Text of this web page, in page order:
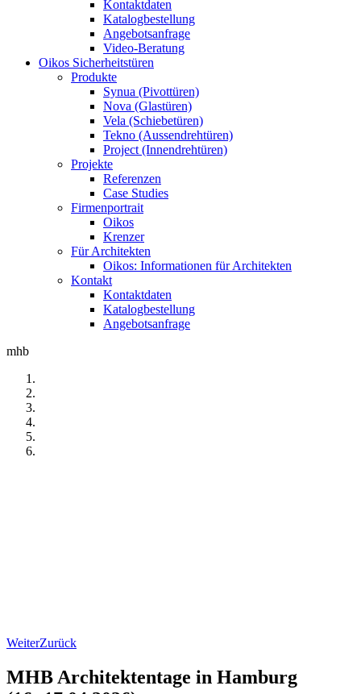
Kontaktdaten
Katalogbestellung
Angebotsanfrage
Video-Beratung
Oikos Sicherheitstüren
Produkte
Synua (Pivottüren)
Nova (Glastüren)
Vela (Schiebetüren)
Tekno (Aussendrehtüren)
Project (Innendrehtüren)
Projekte
Referenzen
Case Studies
Firmenportrait
Oikos
Krenzer
Für Architekten
Oikos: Informationen für Architekten
Kontakt
Kontaktdaten
Katalogbestellung
Angebotsanfrage
mhb
WeiterZurück
MHB Architektentage in Hamburg